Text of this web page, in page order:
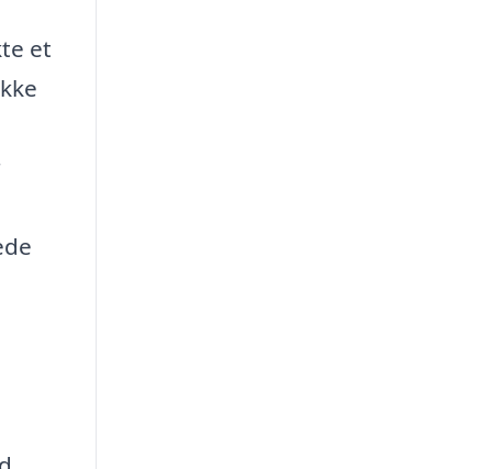
et